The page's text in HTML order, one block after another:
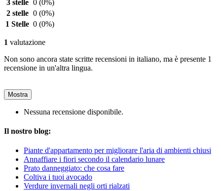
3 stelle 0 (0%)
2 stelle 0 (0%)
1 Stelle 0 (0%)
1 valutazione
Non sono ancora state scritte recensioni in italiano, ma è presente 1
recensione in un'altra lingua.
Mostra
Nessuna recensione disponibile.
Il nostro blog:
Piante d'appartamento per migliorare l'aria di ambienti chiusi
Annaffiare i fiori secondo il calendario lunare
Prato danneggiato: che cosa fare
Coltiva i tuoi avocado
Verdure invernali negli orti rialzati